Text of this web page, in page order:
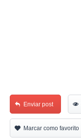
Enviar post
Marcar como favorito